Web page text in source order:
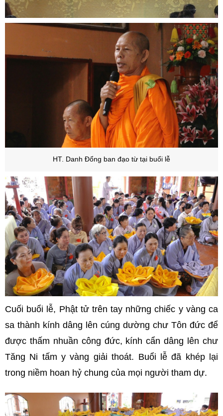
HT. Danh Đổng ban đạo từ tại buổi lễ
Cuối buổi lễ, Phật tử trên tay những chiếc y vàng ca
sa thành kính dâng lên cúng dường chư Tôn đức để
được thấm nhuần công đức, kính cẩn dâng lên chư
Tăng Ni tấm y vàng giải thoát. Buổi lễ đã khép lại
trong niềm hoan hỷ chung của mọi người tham dự.